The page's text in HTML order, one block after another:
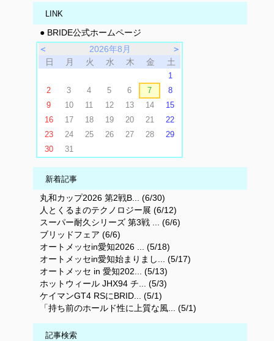
LINK
● BRIDE公式ホームページ
＜
2026年8月
＞
日
月 火 水 木 金 土
1
2
3 4 5 6 7
8
9
10 11 12 13 14
15
16
17 18 19 20 21
22
23
24 25 26 27 28
29
30
31
新着記事
丸和カップ2026 第2戦B... (6/30)
人とくるまのテクノロジー展 (6/12)
スーパー耐久シリーズ 第3戦 ... (6/6)
ブリッドフェア (6/6)
オートメッセin愛知2026 ... (5/18)
オートメッセin愛知始まりまし... (5/17)
オートメッセ in 愛知202... (5/13)
ホットウィール JHX94 チ... (5/3)
ケイマンGT4 RSにBRID... (5/1)
「持ち前のホールド性に上質な風... (5/1)
記事検索